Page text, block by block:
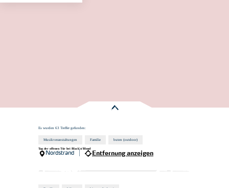
Es wurden 63 Treffergefunden:
Musikveranstaltungen Familie buten (outdoor)
Tag der offenen Tür bei Black'n'Blond
Nordstrand Entfernung anzeigen